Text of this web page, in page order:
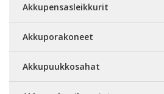
Akkupensasleikkurit
Akkuporakoneet
Akkupuukkosahat